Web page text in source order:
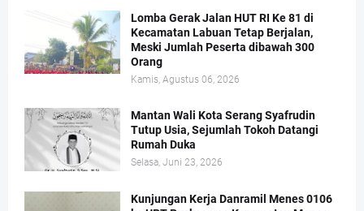
Lomba Gerak Jalan HUT RI Ke 81 di
Kecamatan Labuan Tetap Berjalan,
Meski Jumlah Peserta dibawah 300
Orang
Kamis, Agustus 06, 2026
Mantan Wali Kota Serang Syafrudin
Tutup Usia, Sejumlah Tokoh Datangi
Rumah Duka
Selasa, Juni 23, 2026
Kunjungan Kerja Danramil Menes 0106